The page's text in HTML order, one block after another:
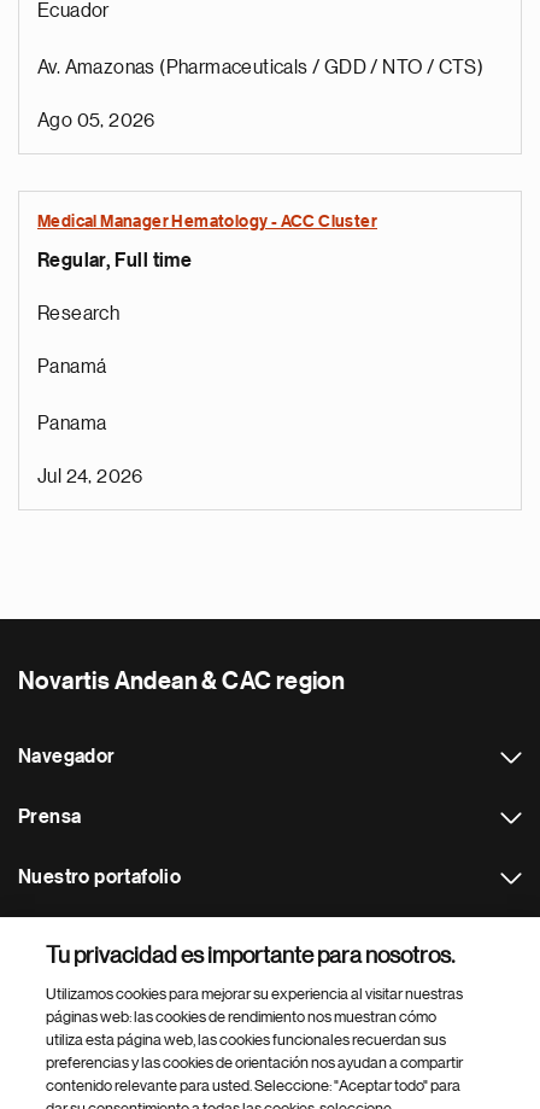
Ecuador
Av. Amazonas (Pharmaceuticals / GDD / NTO / CTS)
Ago 05, 2026
Medical Manager Hematology - ACC Cluster
Regular, Full time
Research
Panamá
Panama
Jul 24, 2026
Novartis Andean & CAC region
Navegador
Prensa
Nuestro portafolio
Footer Site Search
Tu privacidad es importante para nosotros.
Utilizamos cookies para mejorar su experiencia al visitar nuestras
páginas web: las cookies de rendimiento nos muestran cómo
utiliza esta página web, las cookies funcionales recuerdan sus
preferencias y las cookies de orientación nos ayudan a compartir
contenido relevante para usted. Seleccione: "Aceptar todo" para